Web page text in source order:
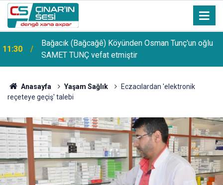
11:30
Bağacık (Bağcağê) Köyünden Osman Tunç'un oğlu
SAMET TUNÇ vefat etmiştir
Anasayfa Yaşam Sağlık
Eczacılardan 'elektronik
reçeteye geçiş' talebi